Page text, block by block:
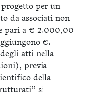
per un
da associati non
pari a € 2.000,00
€.
atti nella
previa
della
si